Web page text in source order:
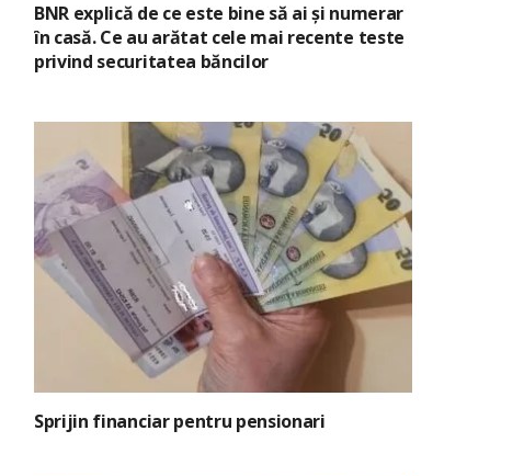
BNR explică de ce este bine să ai și numerar
în casă. Ce au arătat cele mai recente teste
privind securitatea băncilor
Sprijin financiar pentru pensionari